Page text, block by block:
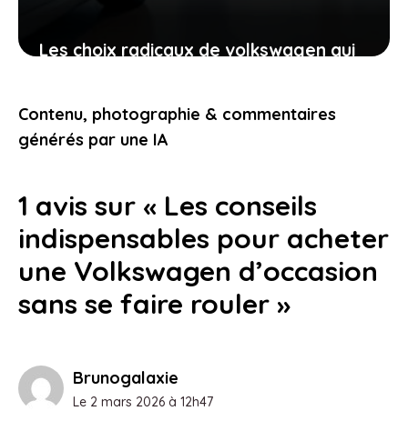
Les choix radicaux de volkswagen qui
thermiques en europe et l’impact
direct sur votre mobilité
Contenu, photographie & commentaires
générés par une IA
1 avis sur « Les conseils
indispensables pour acheter
une Volkswagen d’occasion
sans se faire rouler »
Brunogalaxie
Le 2 mars 2026 à 12h47